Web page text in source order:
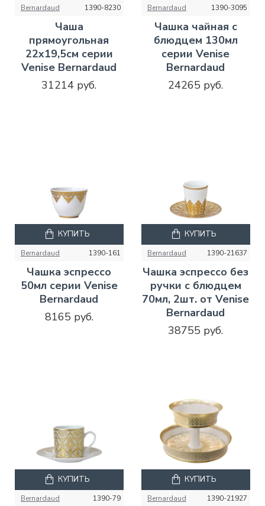
Bernardaud 1390-8230
Чаша
прямоугольная
22x19,5см серии
Venise Bernardaud
31214 руб.
Bernardaud 1390-3095
Чашка чайная с
блюдцем 130мл
серии Venise
Bernardaud
24265 руб.
Bernardaud 1390-161
Чашка эспрессо
50мл серии Venise
Bernardaud
8165 руб.
КУПИТЬ
Bernardaud 1390-21637
Чашка эспрессо без
ручки с блюдцем
70мл, 2шт. от Venise
Bernardaud
38755 руб.
КУПИТЬ
Bernardaud 1390-79
КУПИТЬ
Bernardaud 1390-21927
КУПИТЬ